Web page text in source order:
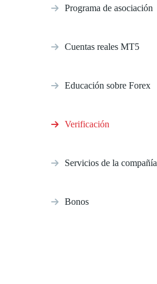
Programa de asociación
Cuentas reales MT5
Educación sobre Forex
Verificación
Servicios de la compañía
Bonos